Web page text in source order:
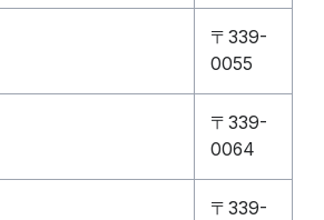
〒339-
0055
〒339-
0064
〒339-